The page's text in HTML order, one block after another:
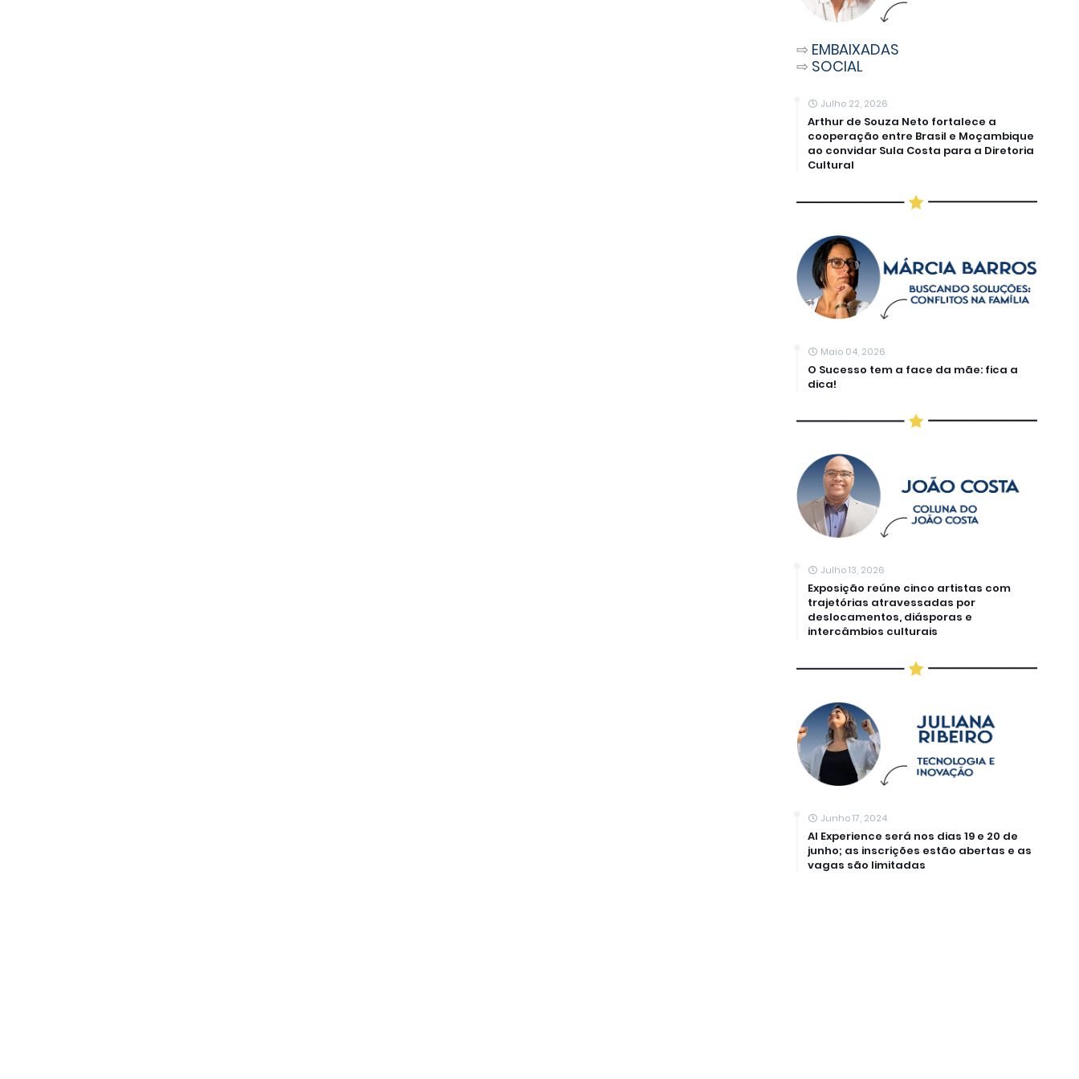
⇨ EMBAIXADAS
⇨ SOCIAL
Julho 22, 2026
Arthur de Souza Neto fortalece a
cooperação entre Brasil e Moçambique
ao convidar Sula Costa para a Diretoria
Cultural
Maio 04, 2026
O Sucesso tem a face da mãe: fica a
dica!
Julho 13, 2026
Exposição reúne cinco artistas com
trajetórias atravessadas por
deslocamentos, diásporas e
intercâmbios culturais
Junho 17, 2024
AI Experience será nos dias 19 e 20 de
junho; as inscrições estão abertas e as
vagas são limitadas